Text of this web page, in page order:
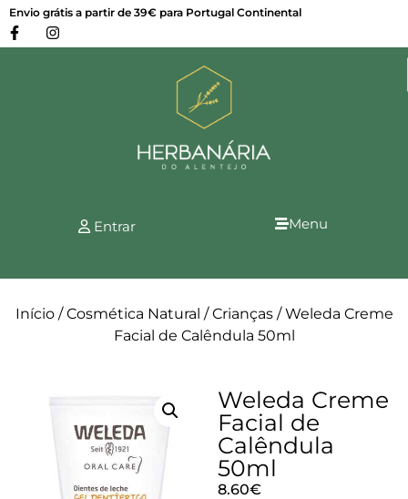
Envio grátis a partir de 39€ para Portugal Continental
Entrar Menu
Início/Cosmética Natural /Crianças/ Weleda Creme
Facial de Calêndula 50ml
Weleda Creme
Facial de
Calêndula
50ml
8.60€